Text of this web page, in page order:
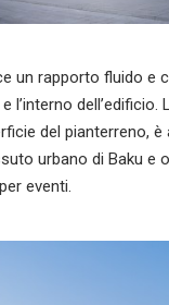
un rapporto fluido e
l’interno dell’edificio.
del pianterreno, è
urbano di Baku e
eventi.